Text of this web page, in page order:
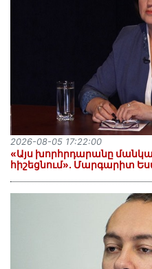
«Այս խորհրդարանը
հիշեցնում»․ Մարգարիտ
2026-08-05 17:22:00